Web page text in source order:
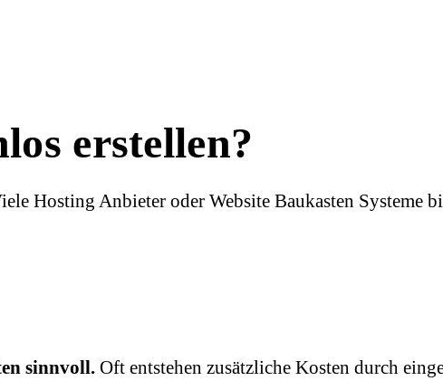
erstellen?
Hosting Anbieter oder Website Baukasten Systeme
sinnvoll. Oft entstehen zusätzliche Kosten durch